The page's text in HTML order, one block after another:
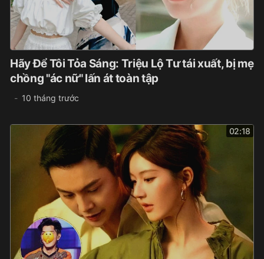
Hãy Để Tôi Tỏa Sáng: Triệu Lộ Tư tái xuất, bị mẹ
chồng "ác nữ" lấn át toàn tập
10 tháng trước
02:18